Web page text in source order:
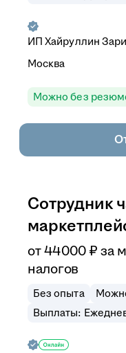
ИПХайруллин
Москва
Можно без
Сотрудник
от44 000 ₽ за
налогов
Без опыта
Выплаты: